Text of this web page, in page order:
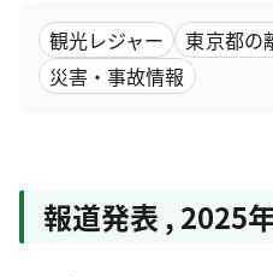
観光レジャー
東京都の
災害・事故情報
報道発表 , 2025